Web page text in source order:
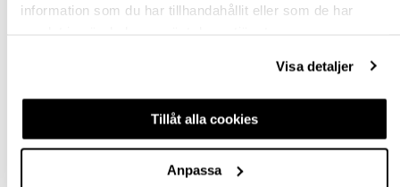
information som du har tillhandahållit eller som de har
Visa detaljer
Tillåt alla cookies
Anpassa
Från 264,00 kr Från 124,65 kr
Finns fler varianter